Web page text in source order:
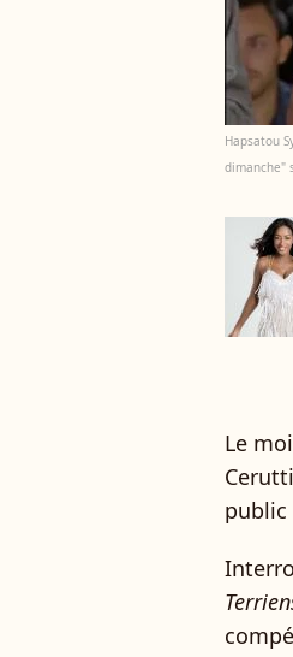
Hapsatou
dimanche"
Le
public